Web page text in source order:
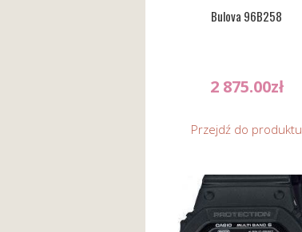
Bulova 96B258
2 875.00zł
Przejdź do produktu